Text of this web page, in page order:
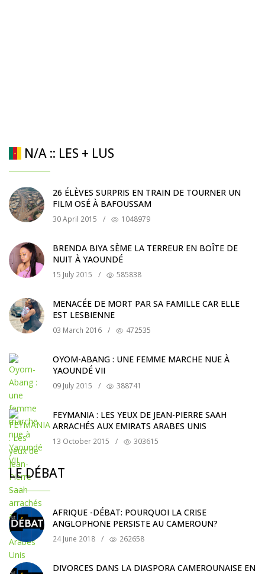
N/A :: LES + LUS
26 ÉLÈVES SURPRIS EN TRAIN DE TOURNER UN
FILM OSÉ À BAFOUSSAM
30 April 2015 / 1048979
BRENDA BIYA SÈME LA TERREUR EN BOÎTE DE
NUIT À YAOUNDÉ
15 July 2015 / 585838
MENACÉE DE MORT PAR SA FAMILLE CAR ELLE
EST LESBIENNE
03 March 2016 / 472535
OYOM-ABANG : UNE FEMME MARCHE NUE À
YAOUNDÉ VII
09 July 2015 / 388741
FEYMANIA : LES YEUX DE JEAN-PIERRE SAAH
ARRACHÉS AUX EMIRATS ARABES UNIS
13 October 2015 / 303615
LE DÉBAT
AFRIQUE -DÉBAT: POURQUOI LA CRISE
ANGLOPHONE PERSISTE AU CAMEROUN?
24 June 2018 / 262658
DIVORCES DANS LA DIASPORA CAMEROUNAISE EN